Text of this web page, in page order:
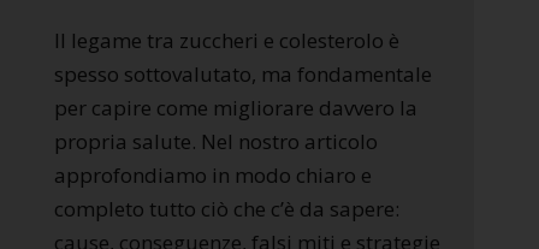
Il legame tra zuccheri e colesterolo è
spesso sottovalutato, ma fondamentale
per capire come migliorare davvero la
propria salute. Nel nostro articolo
approfondiamo in modo chiaro e
completo tutto ciò che c’è da sapere:
cause, conseguenze, falsi miti e strategie